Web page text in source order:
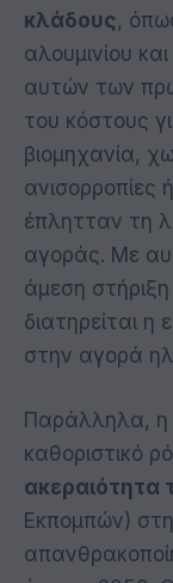
κλάδους,
αλουμινίου
αυτών των
του κόστους
βιομηχανία,
ανισορροπίες
έπλητταν τη
αγοράς. Με
άμεση
διατηρείται
στην αγορά
Παράλληλα, η
καθοριστικό
ακεραιότητα
Εκπομπών)